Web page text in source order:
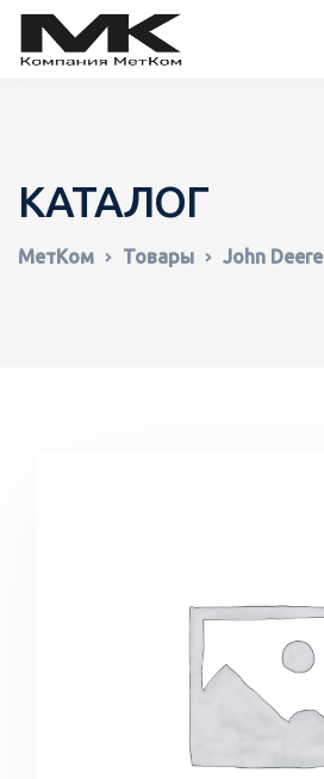
КАТАЛОГ
МетКом Товары John Deere